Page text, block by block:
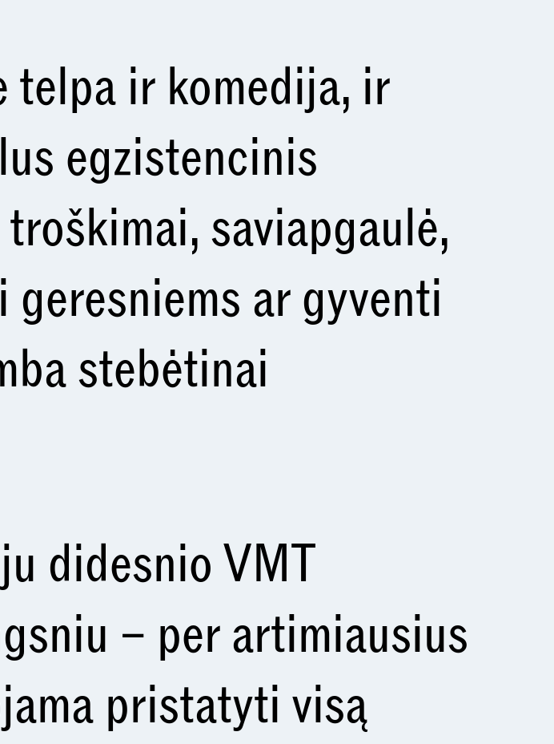
ir komedija, ir
egzistencinis
saviapgaulė,
ar gyventi
stebėtinai
didesnio VMT
– per artimiausius
pristatyti visą